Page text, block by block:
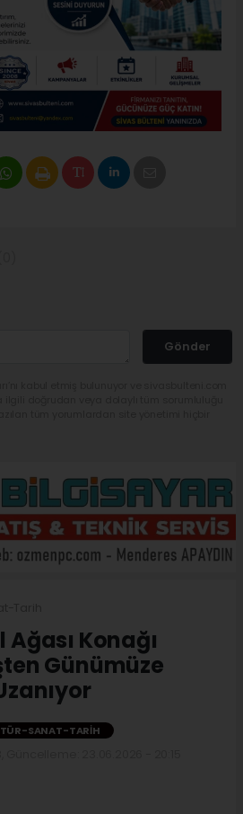
Gönder
Konağı
Günümüze
SANAT-TARIH